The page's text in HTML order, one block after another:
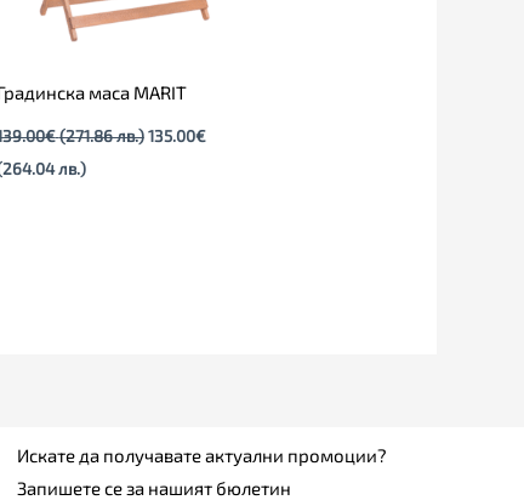
маса MARIT
€(271.86 лв.) 135.00€
лв.)
Искате да получавате актуални промоции?
Запишете се за нашият бюлетин